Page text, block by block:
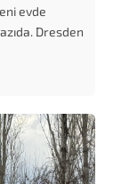
evde
Dresden